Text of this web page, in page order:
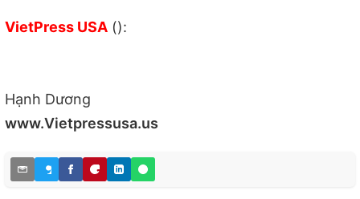
VietPress USA ():
Hạnh Dương
www.Vietpressusa.us